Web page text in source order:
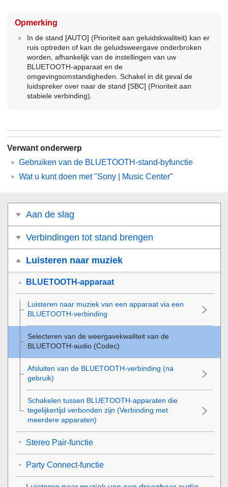
Opmerking
In de stand [AUTO] (Prioriteit aan geluidskwaliteit) kan er
ruis optreden of kan de geluidsweergave onderbroken
worden, afhankelijk van de instellingen van uw
BLUETOOTH-apparaat en de
omgevingsomstandigheden. Schakel in dit geval de
luidspreker over naar de stand [SBC] (Prioriteit aan
stabiele verbinding).
Verwant onderwerp
Gebruiken van de BLUETOOTH-stand-byfunctie
Wat u kunt doen met "Sony | Music Center"
Aan de slag
Verbindingen tot stand brengen
Luisteren naar muziek
BLUETOOTH-apparaat
Luisteren naar muziek van een apparaat via een
BLUETOOTH-verbinding
Selecteren van de weergavekwaliteit van de
BLUETOOTH-audio (Codec)
Afsluiten van de BLUETOOTH-verbinding (na
gebruik)
Schakelen tussen BLUETOOTH-apparaten die
tegelijkertijd verbonden zijn (Verbinding met
meerdere apparaten)
Stereo Pair-functie
Party Connect-functie